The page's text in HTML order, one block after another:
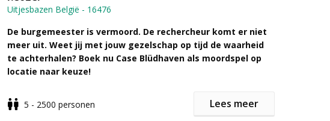
Voor meer informatie of een vrijblijvende offerte kunt u het
formulier invullen.
Uitjesbazen België - 16476
De burgemeester is vermoord. De rechercheur komt er niet
meer uit. Weet jij met jouw gezelschap op tijd de waarheid
te achterhalen? Boek nu Case Blüdhaven als moordspel op
locatie naar keuze!
Help rechercheur Wout Boefs
5 - 2500 personen Lees meer